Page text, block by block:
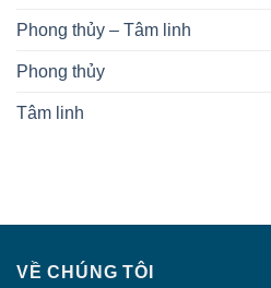
Phong thủy – Tâm linh
Phong thủy
Tâm linh
VỀ CHÚNG TÔI